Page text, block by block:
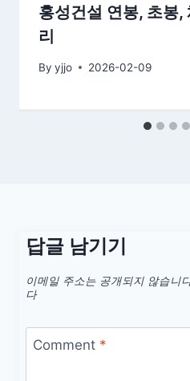
홍성건설 연봉, 초봉,
리
By yjjo 2026-02-09
답글 남기기
이메일 주소는 공개되지 않습니
다
Comment *